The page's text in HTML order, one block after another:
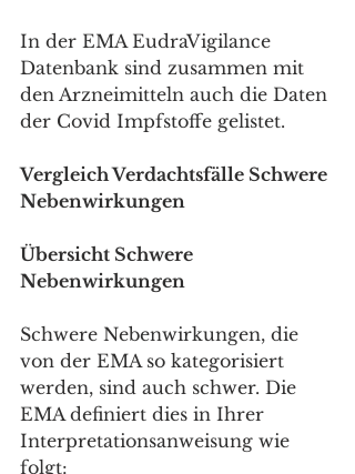
In der EMA EudraVigilance
Datenbank sind zusammen mit
den Arzneimitteln auch die Daten
der Covid Impfstoffe gelistet.
Vergleich Verdachtsfälle Schwere
Nebenwirkungen
Übersicht Schwere
Nebenwirkungen
Schwere Nebenwirkungen, die
von der EMA so kategorisiert
werden, sind auch schwer. Die
EMA definiert dies in Ihrer
Interpretationsanweisung wie
folgt: